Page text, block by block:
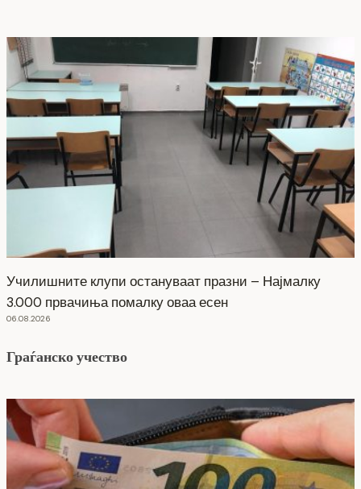
Училишните клупи остануваат празни – Најмалку
3.000 првачиња помалку оваа есен
06.08.2026
Граѓанско учество